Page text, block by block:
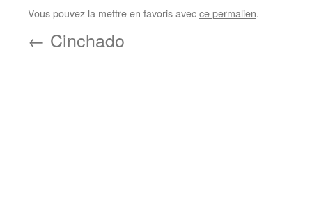
Vous pouvez la mettre en favoris avecce permalien.
← Cinchado